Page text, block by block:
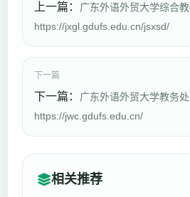
上一篇： 广东外语外贸大学综合教
https://jxgl.gdufs.edu.cn/jsxsd/
下一篇
下一篇： 广东外语外贸大学教务处
https://jwc.gdufs.edu.cn/
相关推荐